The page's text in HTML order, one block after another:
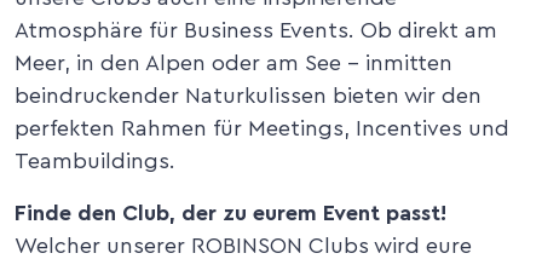
Atmosphäre für Business Events. Ob direkt am
Meer, in den Alpen oder am See – inmitten
beindruckender Naturkulissen bieten wir den
perfekten Rahmen für Meetings, Incentives und
Teambuildings.
Finde den Club, der zu eurem Event passt!
Welcher unserer ROBINSON Clubs wird eure